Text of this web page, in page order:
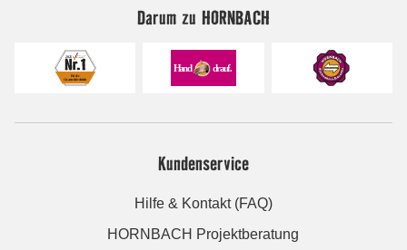
Darum zu HORNBACH
Kundenservice
Hilfe & Kontakt (FAQ)
HORNBACH Projektberatung